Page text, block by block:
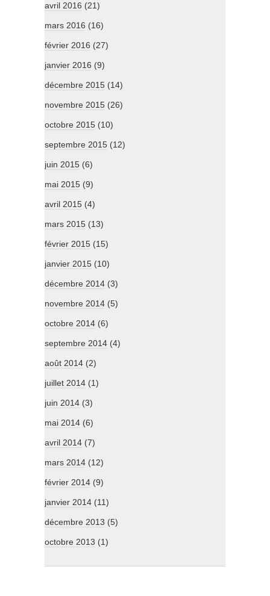
avril 2016 (21)
mars 2016 (16)
février 2016 (27)
janvier 2016 (9)
décembre 2015 (14)
novembre 2015 (26)
octobre 2015 (10)
septembre 2015 (12)
juin 2015 (6)
mai 2015 (9)
avril 2015 (4)
mars 2015 (13)
février 2015 (15)
janvier 2015 (10)
décembre 2014 (3)
novembre 2014 (5)
octobre 2014 (6)
septembre 2014 (4)
août 2014 (2)
juillet 2014 (1)
juin 2014 (3)
mai 2014 (6)
avril 2014 (7)
mars 2014 (12)
février 2014 (9)
janvier 2014 (11)
décembre 2013 (5)
octobre 2013 (1)